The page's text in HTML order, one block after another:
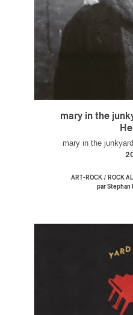
mary in the
mary in the
ART-ROCK / ROCK
par Stephan